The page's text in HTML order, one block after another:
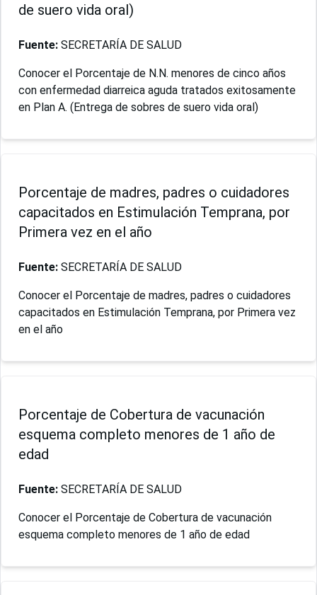
de suero vida oral)
Fuente: SECRETARÍA DE SALUD
Conocer el Porcentaje de N.N. menores de cinco años
con enfermedad diarreica aguda tratados exitosamente
en Plan A. (Entrega de sobres de suero vida oral)
Porcentaje de madres, padres o cuidadores
capacitados en Estimulación Temprana, por
Primera vez en el año
Fuente: SECRETARÍA DE SALUD
Conocer el Porcentaje de madres, padres o cuidadores
capacitados en Estimulación Temprana, por Primera vez
en el año
Porcentaje de Cobertura de vacunación
esquema completo menores de 1 año de
edad
Fuente: SECRETARÍA DE SALUD
Conocer el Porcentaje de Cobertura de vacunación
esquema completo menores de 1 año de edad